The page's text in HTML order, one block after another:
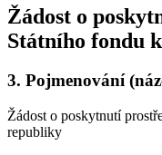
Žádost o
Státního fondu
3. Pojmenování
Žádost o poskytnutí
republiky